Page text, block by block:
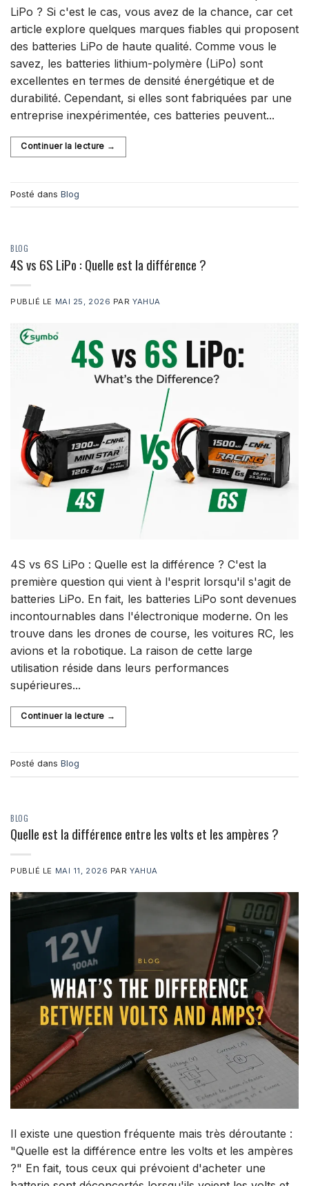
LiPo ? Si c'est le cas, vous avez de la chance, car cet
article explore quelques marques fiables qui proposent
des batteries LiPo de haute qualité. Comme vous le
savez, les batteries lithium-polymère (LiPo) sont
excellentes en termes de densité énergétique et de
durabilité. Cependant, si elles sont fabriquées par une
entreprise inexpérimentée, ces batteries peuvent...
Continuer la lecture →
Posté dans Blog
BLOG
4S vs 6S LiPo : Quelle est la différence ?
PUBLIÉ LE MAI 25, 2026 PARYAHUA
4S vs 6S LiPo : Quelle est la différence ? C'est la
première question qui vient à l'esprit lorsqu'il s'agit de
batteries LiPo. En fait, les batteries LiPo sont devenues
incontournables dans l'électronique moderne. On les
trouve dans les drones de course, les voitures RC, les
avions et la robotique. La raison de cette large
utilisation réside dans leurs performances
supérieures...
Continuer la lecture →
Posté dans Blog
BLOG
Quelle est la différence entre les volts et les ampères ?
PUBLIÉ LE MAI 11, 2026 PARYAHUA
Il existe une question fréquente mais très déroutante :
"Quelle est la différence entre les volts et les ampères
?" En fait, tous ceux qui prévoient d'acheter une